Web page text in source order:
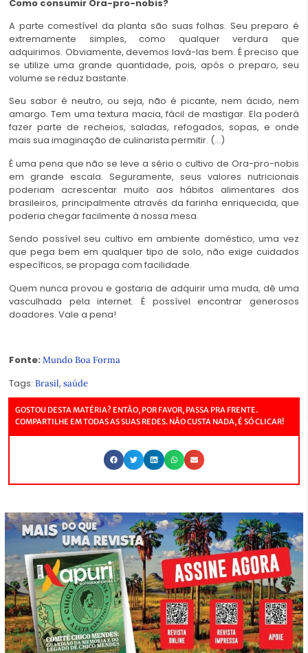
Como consumir Ora-pro-nobis?
A parte comestível da planta são suas folhas. Seu preparo é
extremamente simples, como qualquer verdura que
adquirimos. Obviamente, devemos lavá-las bem. É preciso que
se utilize uma grande quantidade, pois, após o preparo, seu
volume se reduz bastante.
Seu sabor é neutro, ou seja, não é picante, nem ácido, nem
amargo. Tem uma textura macia, fácil de mastigar. Ela poderá
fazer parte de recheios, saladas, refogados, sopas, e onde
mais sua imaginação de culinarista permitir. (…)
É uma pena que não se leve a sério o cultivo de Ora-pro-nobis
em grande escala. Seguramente, seus valores nutricionais
poderiam acrescentar muito aos hábitos alimentares dos
brasileiros, principalmente através da farinha enriquecida, que
poderia chegar facilmente à nossa mesa.
Sendo possível seu cultivo em ambiente doméstico, uma vez
que pega bem em qualquer tipo de solo, não exige cuidados
específicos, se propaga com facilidade.
Quem nunca provou e gostaria de adquirir uma muda, dê uma
vasculhada pela internet. É possível encontrar generosos
doadores. Vale a pena!
Fonte: Mundo Boa Forma
Tags: Brasil, saúde
GOSTOU DESTA MATÉRIA? ENTÃO, POR FAVOR, PASSA PRA FRENTE.
COMPARTILHE EM TODAS AS SUAS REDES. NÃO CUSTA NADA, É SÓ CLICAR!